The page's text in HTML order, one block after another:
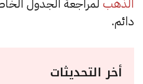
دائم.
أخر التحديثات